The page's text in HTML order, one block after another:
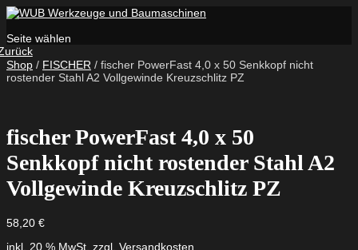
Seite wählen
Shop / FISCHER / fischer PowerFast 4,0 x 50 Senkkopf nicht
rostender Stahl A2 Vollgewinde Kreuzschlitz PZ
fischer PowerFast 4,0 x 50
Senkkopf nicht rostender Stahl A2
Vollgewinde Kreuzschlitz PZ
58,20 €
inkl. 20 % MwSt. zzgl. Versandkosten